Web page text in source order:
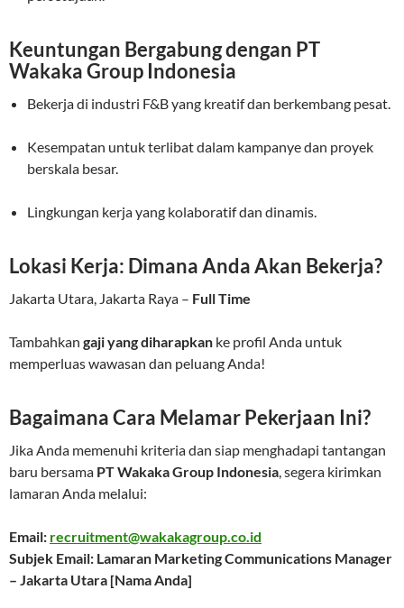
Keuntungan Bergabung dengan PT
Wakaka Group Indonesia
Bekerja di industri F&B yang kreatif dan berkembang pesat.
Kesempatan untuk terlibat dalam kampanye dan proyek
berskala besar.
Lingkungan kerja yang kolaboratif dan dinamis.
Lokasi Kerja: Dimana Anda Akan Bekerja?
Jakarta Utara, Jakarta Raya – Full Time
Tambahkan gaji yang diharapkan ke profil Anda untuk
memperluas wawasan dan peluang Anda!
Bagaimana Cara Melamar Pekerjaan Ini?
Jika Anda memenuhi kriteria dan siap menghadapi tantangan
baru bersama PT Wakaka Group Indonesia, segera kirimkan
lamaran Anda melalui:
Email: recruitment@wakakagroup.co.id
Subjek Email: Lamaran Marketing Communications Manager
– Jakarta Utara [Nama Anda]